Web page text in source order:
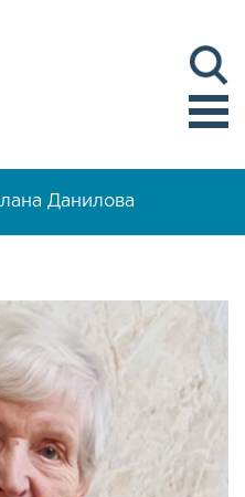
Данилова